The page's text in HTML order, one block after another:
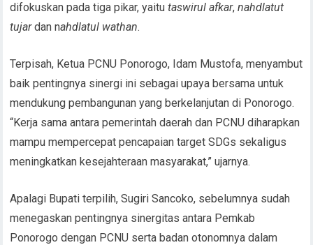
difokuskan pada tiga pikar, yaitutaswirul afkar,nahdlatut
tujardan nahdlatul wathan.
Terpisah, Ketua PCNU Ponorogo, Idam Mustofa, menyambut
baik pentingnya sinergi ini sebagai upaya bersama untuk
mendukung pembangunan yang berkelanjutan di Ponorogo.
“Kerja sama antara pemerintah daerah dan PCNU diharapkan
mampu mempercepat pencapaian target SDGs sekaligus
meningkatkan kesejahteraan masyarakat,” ujarnya.
Apalagi Bupati terpilih, Sugiri Sancoko, sebelumnya sudah
menegaskan pentingnya sinergitas antara Pemkab
Ponorogo dengan PCNU serta badan otonomnya dalam